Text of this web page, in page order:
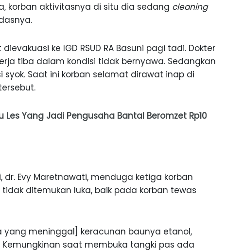
korban aktivitasnya di situ dia sedang cleaning
ke IGD RSUD RA Basuni pagi tadi. Dokter
tiba dalam kondisi tidak bernyawa. Sedangkan
syok. Saat ini korban selamat dirawat inap di
Les Yang Jadi Pengusaha Bantal Beromzet Rp10
dr. Evy Maretnawati, menduga ketiga korban
ditemukan luka, baik pada korban tewas
yang meninggal] keracunan baunya etanol,
saat membuka tangki pas ada